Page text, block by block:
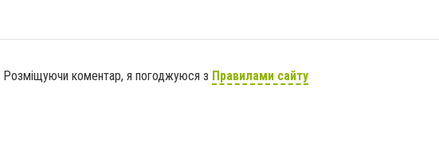
Розміщуючи коментар, я погоджуюся з Правилами сайту